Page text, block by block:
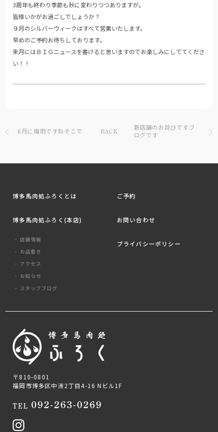
3周年も終わり季節も秋に変わりつつありますが。
皆様いかがお過ごしでしょうか？
９月のシルバーウィークはすべて営業いたします。
早めのご予約お待ちしております。
来月にはＢＩＧニュースを書けると思いますのでお楽しみにしててくださ
い！！
6月に梅雨ですねそこで BACK
新店舗のお詫びですブ
ログです
博多馬肉処ふろくとは
博多馬肉処ふろく(本店)
店舗情報
お品書き
アクセス
お知らせ
スタッフブログ
ご予約
お問い合わせ
プライバシーポリシー
〒810-0801
福岡市博多区中洲2丁目4-16 Nビル1F
TEL 092-263-0269